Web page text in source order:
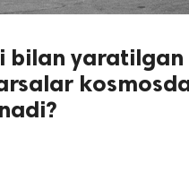
bilan yaratilgan